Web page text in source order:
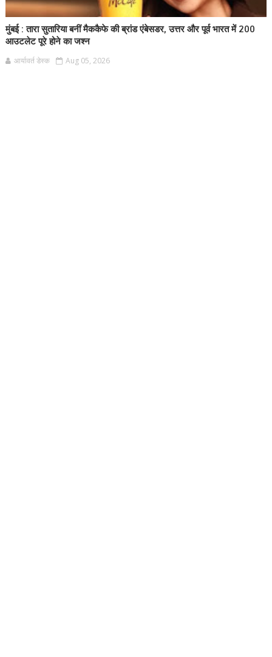
मुंबई : तारा सुतारिया बनीं मैककैफे की ब्रांड एंबेसडर, उत्तर और पूर्व भारत में 200
आउटलेट पूरे होने का जश्न
आर्यावर्त डेस्क Aug 05, 2026